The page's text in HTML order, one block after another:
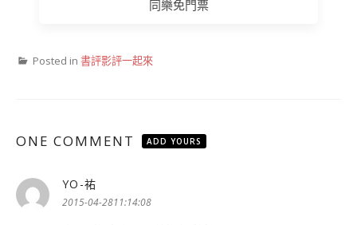
同樂免門票
Posted in 書評影評一起來
ONE COMMENT ADD YOURS
YO-祐
示:
2015-04-2811:14:08